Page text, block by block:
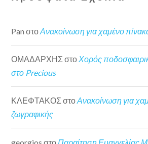
Pan στοΑνακοίνωση για χαμένο
ΟΜΑΔΑΡΧΗΣ στοΧορός
στο Precious
ΚΛΕΦΤΑΚΟΣ στοΑνακοίνωση για
ζωγραφικής
georgios στο Παραίτηση Ευαγγελίας